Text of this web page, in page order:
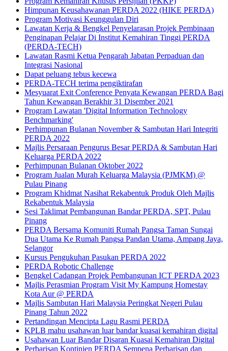
Himpunan Keusahawanan PERDA 2022 (HIKE PERDA)
Program Motivasi Keunggulan Diri
Lawatan Kerja & Bengkel Penyelarasan Projek Pembinaan
Penginapan Pelajar Di Institut Kemahiran Tinggi PERDA
(PERDA-TECH)
Lawatan Rasmi Ketua Pengarah Jabatan Perpaduan dan
Integrasi Nasional
Dapat peluang tebus kecewa
PERDA-TECH terima pengiktirafan
Mesyuarat Exit Conference Penyata Kewangan PERDA Bagi
Tahun Kewangan Berakhir 31 Disember 2021
Program Lawatan 'Digital Information Technology
Benchmarking'
Perhimpunan Bulanan November & Sambutan Hari Integriti
PERDA 2022
Majlis Persaraan Pengurus Besar PERDA & Sambutan Hari
Keluarga PERDA 2022
Perhimpunan Bulanan Oktober 2022
Program Jualan Murah Keluarga Malaysia (PJMKM) @
Pulau Pinang
Program Khidmat Nasihat Rekabentuk Produk Oleh Majlis
Rekabentuk Malaysia
Sesi Taklimat Pembangunan Bandar PERDA, SPT, Pulau
Pinang
PERDA Bersama Komuniti Rumah Pangsa Taman Sungai
Dua Utama Ke Rumah Pangsa Pandan Utama, Ampang Jaya,
Selangor
Kursus Pengukuhan Pasukan PERDA 2022
PERDA Robotic Challenge
Bengkel Cadangan Projek Pembangunan ICT PERDA 2023
Majlis Perasmian Program Visit My Kampung Homestay
Kota Aur @ PERDA
Majlis Sambutan Hari Malaysia Peringkat Negeri Pulau
Pinang Tahun 2022
Pertandingan Mencipta Lagu Rasmi PERDA
KPLB mahu usahawan luar bandar kuasai kemahiran digital
Usahawan Luar Bandar Disaran Kuasai Kemahiran Digital
Perbarisan Kontinjen PERDA Sempena Perbarisan dan